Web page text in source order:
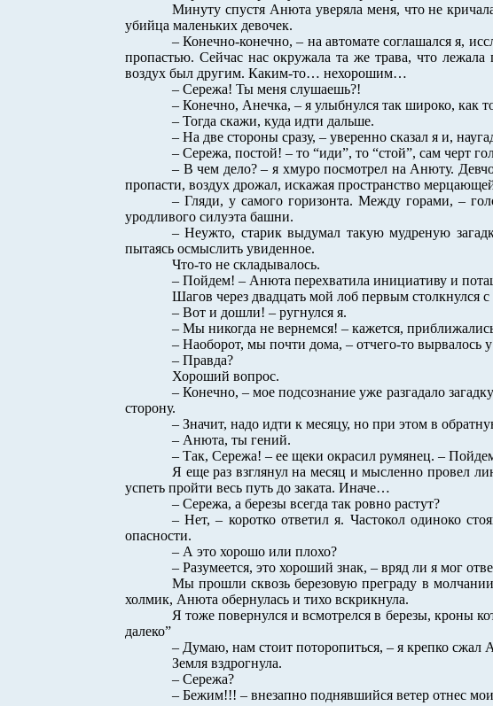
Минуту спустя Анюта уверяла меня, что не
убийца маленьких девочек.
– Конечно-конечно, – на автомате соглашался я,
пропастью. Сейчас нас окружала та же трава, что
воздух был другим. Каким-то… нехорошим…
– Сережа! Ты меня слушаешь?!
– Конечно, Анечка, – я улыбнулся так широко, как
– Тогда скажи, куда идти дальше.
– На две стороны сразу, – уверенно сказал я и,
– Сережа, постой! – то “иди”, то “стой”, сам черт
– В чем дело? – я хмуро посмотрел на Анюту.
пропасти, воздух дрожал, искажая пространство
– Гляди, у самого горизонта. Между горами, –
уродливого силуэта башни.
– Неужто, старик выдумал такую мудреную
пытаясь осмыслить увиденное.
Что-то не складывалось.
– Пойдем! – Анюта перехватила инициативу и
Шагов через двадцать мой лоб первым
– Вот и дошли! – ругнулся я.
– Мы никогда не вернемся! – кажется,
– Наоборот, мы почти дома, – отчего-то вырвалось
– Правда?
Хороший вопрос.
– Конечно, – мое подсознание уже разгадало
сторону.
– Значит, надо идти к месяцу, но при этом в
– Анюта, ты гений.
– Так, Сережа! – ее щеки окрасил румянец. –
Я еще раз взглянул на месяц и мысленно провел
успеть пройти весь путь до заката. Иначе…
– Сережа, а березы всегда так ровно растут?
– Нет, – коротко ответил я. Частокол одиноко
опасности.
– А это хорошо или плохо?
– Разумеется, это хороший знак, – вряд ли я мог
Мы прошли сквозь березовую преграду в
холмик, Анюта обернулась и тихо вскрикнула.
Я тоже повернулся и всмотрелся в березы, кроны
далеко”
– Думаю, нам стоит поторопиться, – я крепко сжал
Земля вздрогнула.
– Сережа?
– Бежим!!! – внезапно поднявшийся ветер отнес